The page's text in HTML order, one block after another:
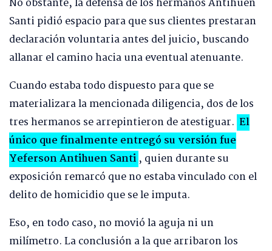
No obstante, la defensa de los hermanos Antihuen
Santi pidió espacio para que sus clientes prestaran
declaración voluntaria antes del juicio, buscando
allanar el camino hacia una eventual atenuante.
Cuando estaba todo dispuesto para que se
materializara la mencionada diligencia, dos de los
tres hermanos se arrepintieron de atestiguar. El
único que finalmente entregó su versión fue
Yeferson Antihuen Santi , quien durante su
exposición remarcó que no estaba vinculado con el
delito de homicidio que se le imputa.
Eso, en todo caso, no movió la aguja ni un
milímetro. La conclusión a la que arribaron los